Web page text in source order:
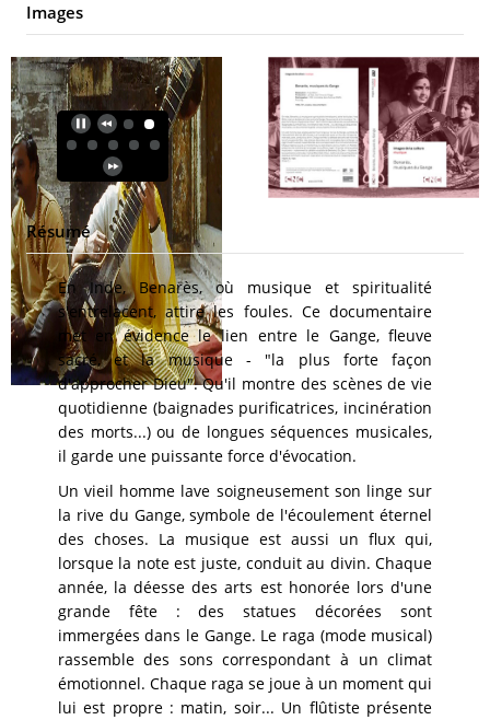
Images
Résumé
En Inde, Benarès, où musique et spiritualité
s'entrelacent, attire les foules. Ce documentaire
met en évidence le lien entre le Gange, fleuve
sacré, et la musique - "la plus forte façon
d'approcher Dieu". Qu'il montre des scènes de vie
quotidienne (baignades purificatrices, incinération
des morts...) ou de longues séquences musicales,
il garde une puissante force d'évocation.
Un vieil homme lave soigneusement son linge sur
la rive du Gange, symbole de l'écoulement éternel
des choses. La musique est aussi un flux qui,
lorsque la note est juste, conduit au divin. Chaque
année, la déesse des arts est honorée lors d'une
grande fête : des statues décorées sont
immergées dans le Gange. Le raga (mode musical)
rassemble des sons correspondant à un climat
émotionnel. Chaque raga se joue à un moment qui
lui est propre : matin, soir... Un flûtiste présente